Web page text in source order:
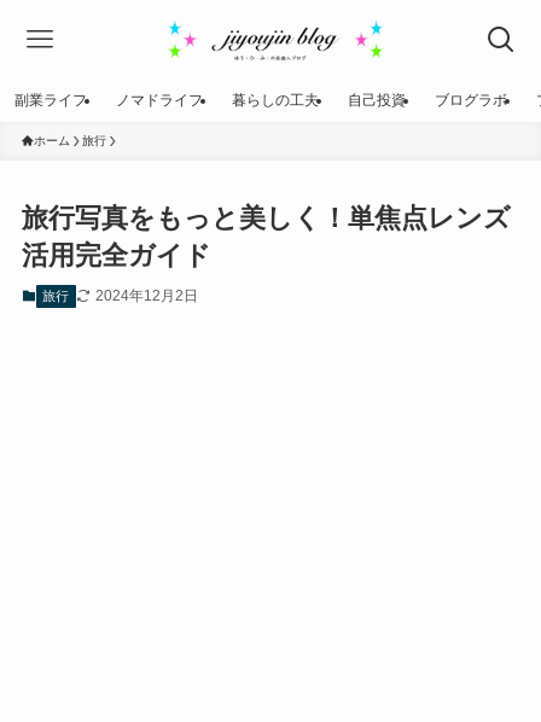
副業ライフ ノマドライフ 暮らしの工夫 自己投資 ブログラボ
ホーム 旅行
旅行写真をもっと美しく！単焦点レンズ
活用完全ガイド
旅行 2024年12月2日